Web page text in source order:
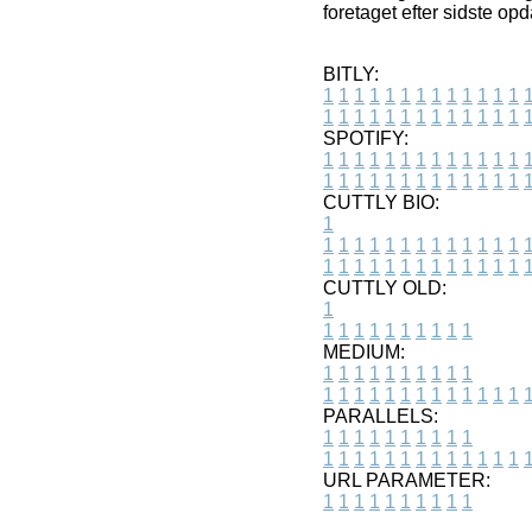
foretaget efter sidste
BITLY:
1 1 1 1 1 1 1 1 1 1 1 1 1 1
1 1 1 1 1 1 1 1 1 1 1 1 1 1
SPOTIFY:
1 1 1 1 1 1 1 1 1 1 1 1 1 1
1 1 1 1 1 1 1 1 1 1 1 1 1 1
CUTTLY BIO:
1
1 1 1 1 1 1 1 1 1 1 1 1 1 1
1 1 1 1 1 1 1 1 1 1 1 1 1 1
CUTTLY OLD:
1
1 1 1 1 1 1 1 1 1 1
MEDIUM:
1 1 1 1 1 1 1 1 1 1
1 1 1 1 1 1 1 1 1 1 1 1 1 1
PARALLELS:
1 1 1 1 1 1 1 1 1 1
1 1 1 1 1 1 1 1 1 1 1 1 1 1
URL PARAMETER:
1 1 1 1 1 1 1 1 1 1